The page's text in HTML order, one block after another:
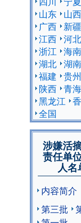
山东 山西
广西 新疆
江西 河北
浙江 海南
湖北 湖南
福建 贵州
陕西 青海
黑龙江
全国
涉嫌活
责任单
人名
内容简介
第三批